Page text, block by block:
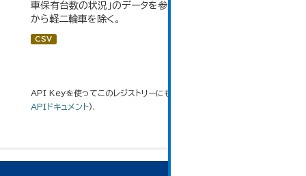
車保有台数の状況」のデータを参照しています。 令和2年
から軽二輪車を除く。
CSV
API Keyを使ってこのレジストリーにもアクセス可能です
APIドキュメント).